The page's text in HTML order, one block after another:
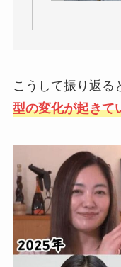
こうして振り返る
型の変化が起きて